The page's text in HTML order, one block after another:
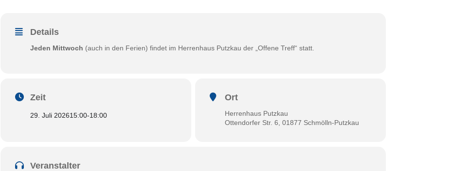
Details
Jeden Mittwoch (auch in den Ferien) findet im Herrenhaus Putzkau der „Offene Treff“ statt.
Zeit
29. Juli 202615:00-18:00
Ort
Herrenhaus Putzkau
Ottendorfer Str. 6, 01877 Schmölln-Putzkau
Veranstalter